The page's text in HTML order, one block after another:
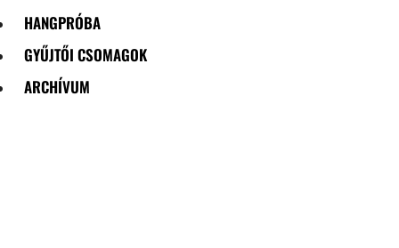
HANGPRÓBA
GYŰJTŐI CSOMAGOK
ARCHÍVUM